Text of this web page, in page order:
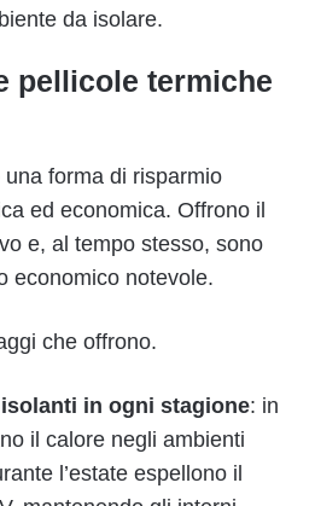
da isolare.
pellicole termiche
forma di risparmio
ed economica. Offrono il
e, al tempo stesso, sono
economico notevole.
che offrono.
in ogni stagione: in
il calore negli ambienti
l’estate espellono il